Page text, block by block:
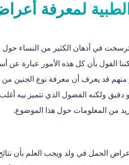
لمعرفة
في أذهان الكثير من النساء حول
القول بأن كل هذه الأمور عبارة عن
منهم قد يعرف أن معرفة نوع الجنين
دقيق ولكنه الفضول الذي تتميز بيه
من المعلومات حول هذا الموضوع.
الحمل في ولد ويجب العلم بأن